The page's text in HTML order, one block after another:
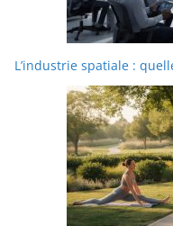
L’industrie spatiale :